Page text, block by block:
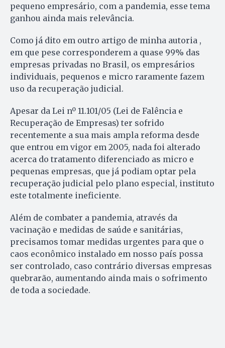
pequeno empresário, com a pandemia, esse tema
ganhou ainda mais relevância.
Como já dito em outro artigo de minha autoria ,
em que pese corresponderem a quase 99% das
empresas privadas no Brasil, os empresários
individuais, pequenos e micro raramente fazem
uso da recuperação judicial.
Apesar da Lei nº 11.101/05 (Lei de Falência e
Recuperação de Empresas) ter sofrido
recentemente a sua mais ampla reforma desde
que entrou em vigor em 2005, nada foi alterado
acerca do tratamento diferenciado as micro e
pequenas empresas, que já podiam optar pela
recuperação judicial pelo plano especial, instituto
este totalmente ineficiente.
Além de combater a pandemia, através da
vacinação e medidas de saúde e sanitárias,
precisamos tomar medidas urgentes para que o
caos econômico instalado em nosso país possa
ser controlado, caso contrário diversas empresas
quebrarão, aumentando ainda mais o sofrimento
de toda a sociedade.